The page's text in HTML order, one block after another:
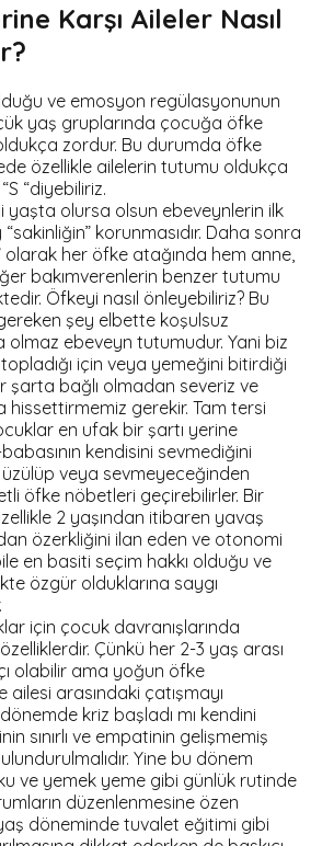
Karşı Aileler Nasıl
ve emosyon regülasyonunun
yaş gruplarında çocuğa öfke
zordur. Bu durumda öfke
özellikle ailelerin tutumu oldukça
“diyebiliriz.
yaşta olursa olsun ebeveynlerin ilk
korunmasıdır. Daha sonra
olarak her öfke atağında hem anne,
bakımverenlerin benzer tutumu
Öfkeyi nasıl önleyebiliriz? Bu
şey elbette koşulsuz
olmaz ebeveyn tutumudur. Yani biz
için veya yemeğini bitirdiği
şarta bağlı olmadan severiz ve
gerekir. Tam tersi
en ufak bir şartı yerine
kendisini sevmediğini
veya sevmeyeceğinden
öfke nöbetleri geçirebilirler. Bir
2 yaşından itibaren yavaş
özerkliğini ilan eden ve otonomi
en basiti seçim hakkı olduğu ve
özgür olduklarına saygı
için çocuk davranışlarında
Çünkü her 2-3 yaş arası
olabilir ama yoğun öfke
arasındaki çatışmayı
kriz başladı mı kendini
sınırlı ve empatinin gelişmemiş
Yine bu dönem
ve yemek yeme gibi günlük rutinde
düzenlenmesine özen
döneminde tuvalet eğitimi gibi